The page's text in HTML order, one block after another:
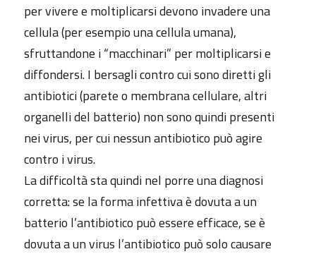
per vivere e moltiplicarsi devono invadere una
cellula (per esempio una cellula umana),
sfruttandone i “macchinari” per moltiplicarsi e
diffondersi. I bersagli contro cui sono diretti gli
antibiotici (parete o membrana cellulare, altri
organelli del batterio) non sono quindi presenti
nei virus, per cui nessun antibiotico può agire
contro i virus.
La difficoltà sta quindi nel porre una diagnosi
corretta: se la forma infettiva è dovuta a un
batterio l’antibiotico può essere efficace, se è
dovuta a un virus l’antibiotico può solo causare